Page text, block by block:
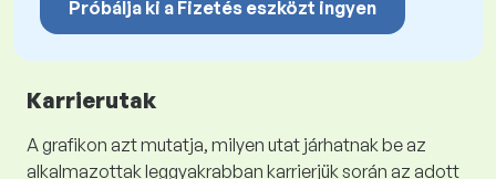
Próbálja ki a Fizetés eszközt ingyen
Karrierutak
A grafikon azt mutatja, milyen utat járhatnak be az
alkalmazottak leggyakrabban karrierjük során az adott